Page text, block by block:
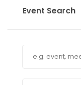
Event Search